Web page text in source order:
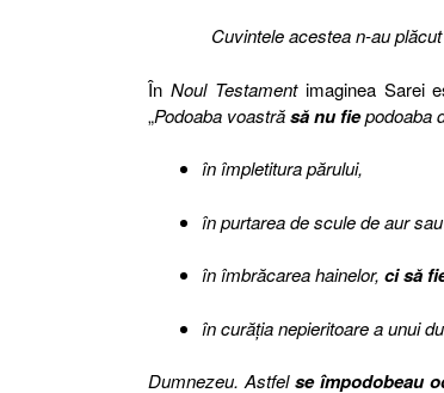
Cuvintele acestea n-au
În Noul Testamentimaginea Sarei
„Podoaba voastrăsă nu fiepodoaba
în împletitura părului,
în purtarea de scule de aur sau
în îmbrăcarea hainelor, ci să
în curăţia nepieritoare a unui
Dumnezeu. Astfelse împodobeau